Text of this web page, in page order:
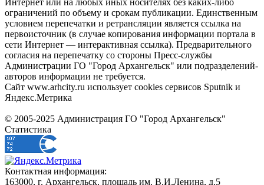
Интернет или на любых иных носителях без каких-либо
ограничений по объему и срокам публикации. Единственным
условием перепечатки и ретрансляции является ссылка на
первоисточник (в случае копирования информации портала в
сети Интернет — интерактивная ссылка). Предварительного
согласия на перепечатку со стороны Пресс-службы
Администрации ГО "Город Архангельск" или подразделений-
авторов информации не требуется.
Сайт www.arhcity.ru использует cookies сервисов Sputnik и
Яндекс.Метрика
© 2005-2025 Администрация ГО "Город Архангельск"
Статистика
Контактная информация:
163000, г. Архангельск, площадь им. В.И.Ленина, д.5